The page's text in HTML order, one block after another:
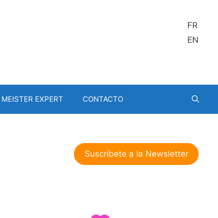
FR
EN
MEISTER EXPERT CONTACTO
Suscríbete a la Newsletter